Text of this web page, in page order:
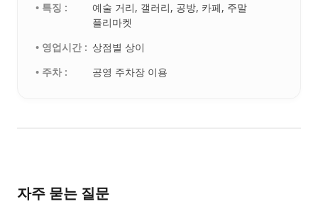
• 특징 :
예술 거리, 갤러리, 공방, 카페, 주말
플리마켓
• 영업시간 : 상점별 상이
• 주차 :
공영 주차장 이용
자주 묻는 질문